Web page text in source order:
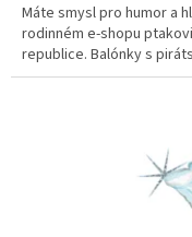
Máte smysl pro humor a
rodinném e-shopu
republice. Balónky s